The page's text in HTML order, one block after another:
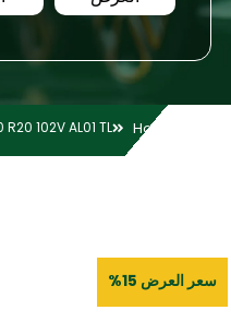
Home
102V AL01 TL
سعر العرض 15%